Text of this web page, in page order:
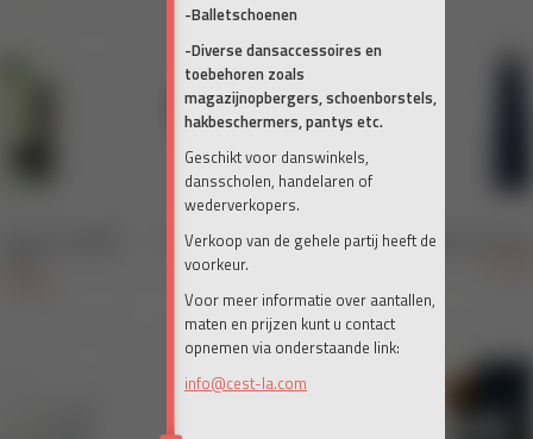
-Balletschoenen
-Diverse dansaccessoires en
toebehoren zoals
magazijnopbergers, schoenborstels,
hakbeschermers, pantys etc.
Geschikt voor danswinkels,
dansscholen, handelaren of
wederverkopers.
Verkoop van de gehele partij heeft de
voorkeur.
Voor meer informatie over aantallen,
maten en prijzen kunt u contact
opnemen via onderstaande link:
info@cest-la.com